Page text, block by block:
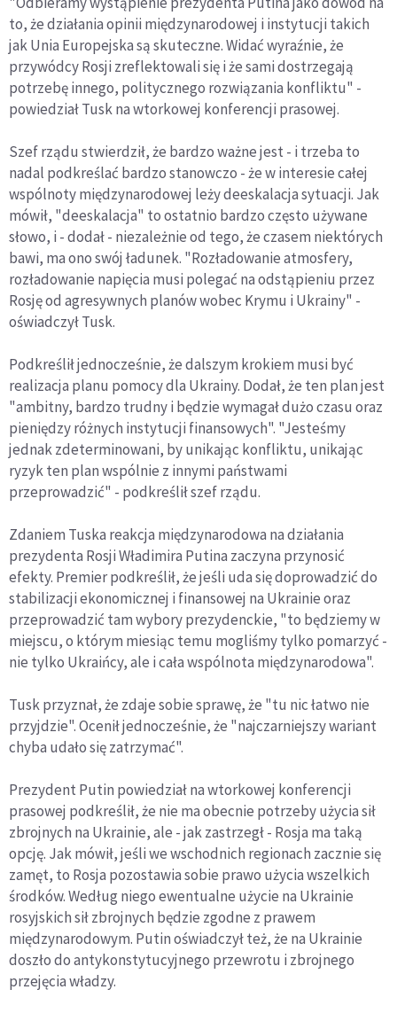
to, że działania opinii międzynarodowej i instytucji takich
jak Unia Europejska są skuteczne. Widać wyraźnie, że
przywódcy Rosji zreflektowali się i że sami dostrzegają
potrzebę innego, politycznego rozwiązania konfliktu" -
powiedział Tusk na wtorkowej konferencji prasowej.
Szef rządu stwierdził, że bardzo ważne jest - i trzeba to
nadal podkreślać bardzo stanowczo - że w interesie całej
wspólnoty międzynarodowej leży deeskalacja sytuacji. Jak
mówił, "deeskalacja" to ostatnio bardzo często używane
słowo, i - dodał - niezależnie od tego, że czasem niektórych
bawi, ma ono swój ładunek. "Rozładowanie atmosfery,
rozładowanie napięcia musi polegać na odstąpieniu przez
Rosję od agresywnych planów wobec Krymu i Ukrainy" -
oświadczył Tusk.
Podkreślił jednocześnie, że dalszym krokiem musi być
realizacja planu pomocy dla Ukrainy. Dodał, że ten plan jest
"ambitny, bardzo trudny i będzie wymagał dużo czasu oraz
pieniędzy różnych instytucji finansowych". "Jesteśmy
jednak zdeterminowani, by unikając konfliktu, unikając
ryzyk ten plan wspólnie z innymi państwami
przeprowadzić" - podkreślił szef rządu.
Zdaniem Tuska reakcja międzynarodowa na działania
prezydenta Rosji Władimira Putina zaczyna przynosić
efekty. Premier podkreślił, że jeśli uda się doprowadzić do
stabilizacji ekonomicznej i finansowej na Ukrainie oraz
przeprowadzić tam wybory prezydenckie, "to będziemy w
miejscu, o którym miesiąc temu mogliśmy tylko pomarzyć -
nie tylko Ukraińcy, ale i cała wspólnota międzynarodowa".
Tusk przyznał, że zdaje sobie sprawę, że "tu nic łatwo nie
przyjdzie". Ocenił jednocześnie, że "najczarniejszy wariant
chyba udało się zatrzymać".
Prezydent Putin powiedział na wtorkowej konferencji
prasowej podkreślił, że nie ma obecnie potrzeby użycia sił
zbrojnych na Ukrainie, ale - jak zastrzegł - Rosja ma taką
opcję. Jak mówił, jeśli we wschodnich regionach zacznie się
zamęt, to Rosja pozostawia sobie prawo użycia wszelkich
środków. Według niego ewentualne użycie na Ukrainie
rosyjskich sił zbrojnych będzie zgodne z prawem
międzynarodowym. Putin oświadczył też, że na Ukrainie
doszło do antykonstytucyjnego przewrotu i zbrojnego
przejęcia władzy.